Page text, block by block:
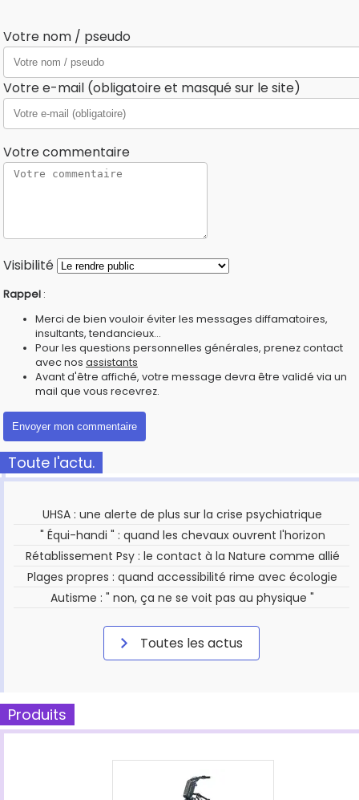
Votre nom / pseudo
Votre e-mail (obligatoire et masqué sur le site)
Votre commentaire
Visibilité
Rappel :
Merci de bien vouloir éviter les messages diffamatoires,
insultants, tendancieux...
Pour les questions personnelles générales, prenez contact
avec nos assistants
Avant d'être affiché, votre message devra être validé via un
mail que vous recevrez.
Toute l'actu.
UHSA : une alerte de plus sur la crise psychiatrique
" Équi-handi " : quand les chevaux ouvrent l'horizon
Rétablissement Psy : le contact à la Nature comme allié
Plages propres : quand accessibilité rime avec écologie
Autisme : " non, ça ne se voit pas au physique "
Toutes les actus
Produits